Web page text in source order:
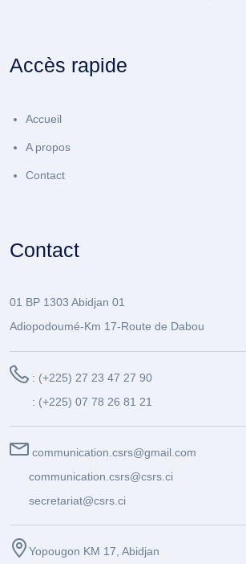
Accès rapide
Accueil
A propos
Contact
Contact
01 BP 1303 Abidjan 01
Adiopodoumé-Km 17-Route de Dabou
: (+225) 27 23 47 27 90
: (+225) 07 78 26 81 21
communication.csrs@gmail.com
communication.csrs@csrs.ci
secretariat@csrs.ci
Yopougon KM 17, Abidjan